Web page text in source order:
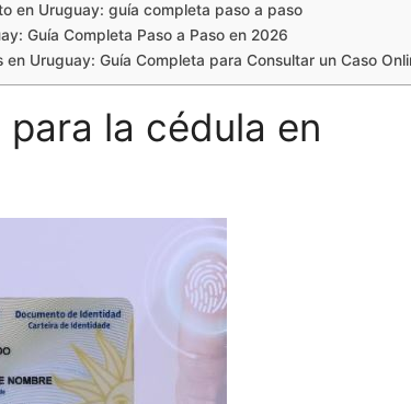
en Uruguay: guía completa paso a paso
Guía Completa Paso a Paso en 2026
Uruguay: Guía Completa para Consultar un Caso
la cédula en